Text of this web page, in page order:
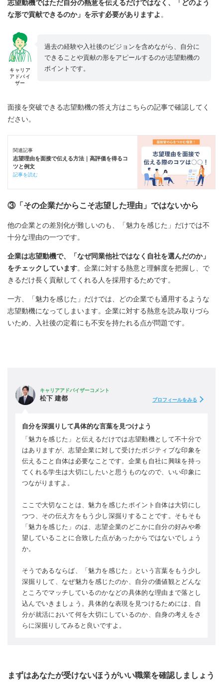
志望動機ではただ自分の熱意を伝えるだけではなく、「どのよう
な形で貢献できるのか」を示す必要がありますよ。
キャリア
アドバイ
ザー
過去の経験や入社後のビジョンを含めながら、自分に
できることや貢献の形をアピールするのが志望動機の
ポイントです。
面接を突破できる志望動機の答え方はこちらの記事で確認してく
ださい。
関連記事
志望理由を面接で伝える方法｜高評価を得るコ
ツと例文
記事を読む
③「その企業だからこそ志望した理由」ではないから
他の企業との差別化が難しいのも、「魅力を感じた」だけでは不
十分な理由の一つです。
企業は志望動機で、「なぜ同業他社ではなく自社を選んだのか」
をチェックしています。企業に対する熱意と理解度を把握し、で
きるだけ長く貢献してくれる人を採用するためです。
一方、「魅力を感じた」だけでは、どの企業でも通用するような
志望動機になってしまいます。企業に対する熱意を読み取りづら
いため、入社後の定着にも不安を持たれる点が問題です。
キャリアアドバイザーコメント
松下 建都 プロフィールをみる
自分を深掘りして具体的な言葉を見つけよう
「魅力を感じた」と伝えるだけでは志望動機として不十分で
はありますが、志望企業に対して受けたポジティブな印象を
伝えること自体は必要なことです。企業も自社に興味を持っ
てくれる学生は大切にしたいと思うものなので、いい印象に
つながりますよ。
ここで大切なことは、魅力を感じたポイント自体は大切にし
つつ、その伝え方をもう少し深掘りすることです。そもそも
「魅力を感じた」のは、志望企業のどこかに自分の好みや希
望していることに合致した点があったからではないでしょう
か。
そうであるならば、「魅力を感じた」という言葉をもう少し
深掘りして、なぜ魅力を感じたのか、自分の価値観とどんな
ところでマッチしているのかなどの具体的な理由まで落とし
込んでいきましょう。具体的な表現を見つけるためには、自
分が就活において何を大切にしているのか、自身の考えをさ
らに深掘りしてみると良いですよ。
まずはあなたが受けないほうがいい職業を確認しましょう